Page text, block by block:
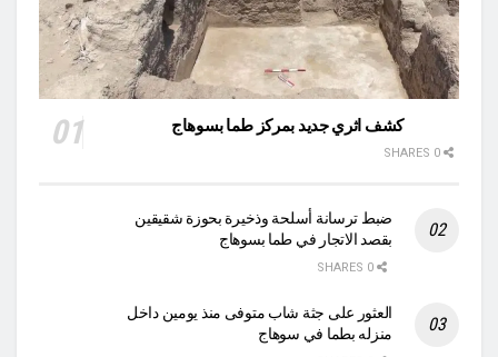
كشف اثري جديد بمركز طما بسوهاج
ضبط ترسانة أسلحة وذخيرة بحوزة شقيقين
بقصد الاتجار في طما بسوهاج
العثور على جثة شاب متوفى منذ يومين داخل
منزله بطما في سوهاج